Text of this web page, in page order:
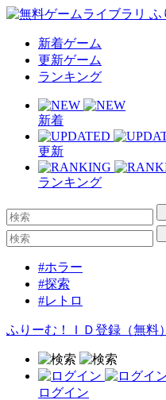
新着ゲーム
更新ゲーム
ランキング
新着
更新
ランキング
#ホラー
#探索
#レトロ
ふりーむ！ＩＤ登録（無料）
ログイン